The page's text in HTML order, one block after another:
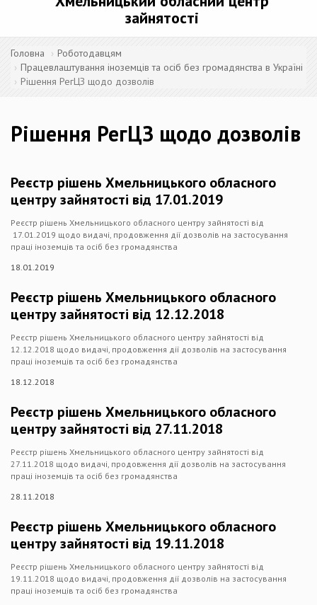
зайнятості
Головна
Роботодавцям
Працевлаштування іноземців та осіб без громадянства в Україні
Рішення РегЦЗ щодо дозволів
Рішення РегЦЗ щодо дозволів
Реєстр рішень Хмельницького обласного
центру зайнятості від 17.01.2019
Реєстр рішень Хмельницького обласного центру зайнятості від
17.01.2019 щодо видачі, продовження дії дозволів на застосування
праці іноземців та осіб без громадянства
18.01.2019
Реєстр рішень Хмельницького обласного
центру зайнятості від 12.12.2018
Реєстр рішень Хмельницького обласного центру зайнятості від
12.12.2018 щодо видачі, продовження дії дозволів на застосування
праці іноземців та осіб без громадянства
18.12.2018
Реєстр рішень Хмельницького обласного
центру зайнятості від 27.11.2018
Реєстр рішень Хмельницького обласного центру зайнятості від
27.11.2018 щодо видачі, продовження дії дозволів на застосування
праці іноземців та осіб без громадянства
28.11.2018
Реєстр рішень Хмельницького обласного
центру зайнятості від 19.11.2018
Реєстр рішень Хмельницького обласного центру зайнятості від
19.11.2018 щодо видачі, продовження дії дозволів на застосування
праці іноземців та осіб без громадянства